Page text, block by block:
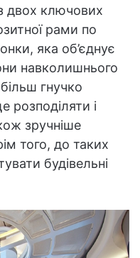
двох ключових
рами по
яка об’єднує
навколишнього
гнучко
розподіляти і
зручніше
того, до таких
будівельні